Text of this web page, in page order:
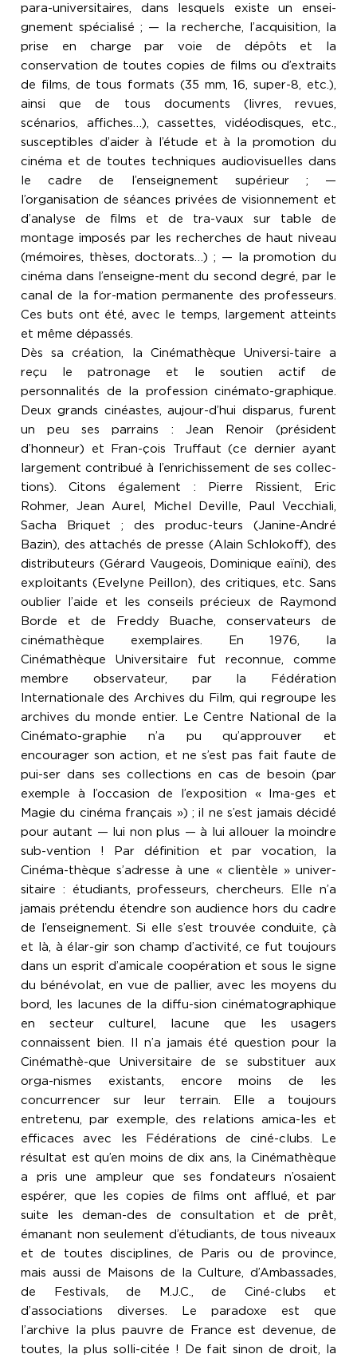
para-universitaires, dans lesquels existe un ensei-
gnement spécialisé ; — la recherche, l’acquisition, la
prise en charge par voie de dépôts et la
conservation de toutes copies de films ou d’extraits
de films, de tous formats (35 mm, 16, super-8, etc.),
ainsi que de tous documents (livres, revues,
scénarios, affiches…), cassettes, vidéodisques, etc.,
susceptibles d’aider à l’étude et à la promotion du
cinéma et de toutes techniques audiovisuelles dans
le cadre de l’enseignement supérieur ; —
l’organisation de séances privées de visionnement et
d’analyse de films et de tra-vaux sur table de
montage imposés par les recherches de haut niveau
(mémoires, thèses, doctorats…) ; — la promotion du
cinéma dans l’enseigne-ment du second degré, par le
canal de la for-mation permanente des professeurs.
Ces buts ont été, avec le temps, largement atteints
et même dépassés.
Dès sa création, la Cinémathèque Universi-taire a
reçu le patronage et le soutien actif de
personnalités de la profession cinémato-graphique.
Deux grands cinéastes, aujour-d’hui disparus, furent
un peu ses parrains : Jean Renoir (président
d’honneur) et Fran-çois Truffaut (ce dernier ayant
largement contribué à l’enrichissement de ses collec-
tions). Citons également : Pierre Rissient, Eric
Rohmer, Jean Aurel, Michel Deville, Paul Vecchiali,
Sacha Briquet ; des produc-teurs (Janine-André
Bazin), des attachés de presse (Alain Schlokoff), des
distributeurs (Gérard Vaugeois, Dominique eaïni), des
exploitants (Evelyne Peillon), des critiques, etc. Sans
oublier l’aide et les conseils précieux de Raymond
Borde et de Freddy Buache, conservateurs de
cinémathèque exemplaires. En 1976, la
Cinémathèque Universitaire fut reconnue, comme
membre observateur, par la Fédération
Internationale des Archives du Film, qui regroupe les
archives du monde entier. Le Centre National de la
Cinémato-graphie n’a pu qu’approuver et
encourager son action, et ne s’est pas fait faute de
pui-ser dans ses collections en cas de besoin (par
exemple à l’occasion de l’exposition « Ima-ges et
Magie du cinéma français ») ; il ne s’est jamais décidé
pour autant — lui non plus — à lui allouer la moindre
sub-vention ! Par définition et par vocation, la
Cinéma-thèque s’adresse à une « clientèle » univer-
sitaire : étudiants, professeurs, chercheurs. Elle n’a
jamais prétendu étendre son audience hors du cadre
de l’enseignement. Si elle s’est trouvée conduite, çà
et là, à élar-gir son champ d’activité, ce fut toujours
dans un esprit d’amicale coopération et sous le signe
du bénévolat, en vue de pallier, avec les moyens du
bord, les lacunes de la diffu-sion cinématographique
en secteur culturel, lacune que les usagers
connaissent bien. Il n’a jamais été question pour la
Cinémathè-que Universitaire de se substituer aux
orga-nismes existants, encore moins de les
concurrencer sur leur terrain. Elle a toujours
entretenu, par exemple, des relations amica-les et
efficaces avec les Fédérations de ciné-clubs. Le
résultat est qu’en moins de dix ans, la Cinémathèque
a pris une ampleur que ses fondateurs n’osaient
espérer, que les copies de films ont afflué, et par
suite les deman-des de consultation et de prêt,
émanant non seulement d’étudiants, de tous niveaux
et de toutes disciplines, de Paris ou de province,
mais aussi de Maisons de la Culture, d’Ambassades,
de Festivals, de M.J.C., de Ciné-clubs et
d’associations diverses. Le paradoxe est que
l’archive la plus pauvre de France est devenue, de
toutes, la plus solli-citée ! De fait sinon de droit, la